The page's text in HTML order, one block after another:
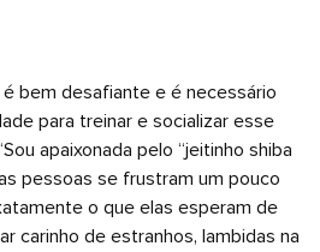
bem desafiante e é necessário
para treinar e socializar esse
apaixonada pelo “jeitinho shiba
pessoas se frustram um pouco
o que elas esperam de
carinho de estranhos, lambidas na